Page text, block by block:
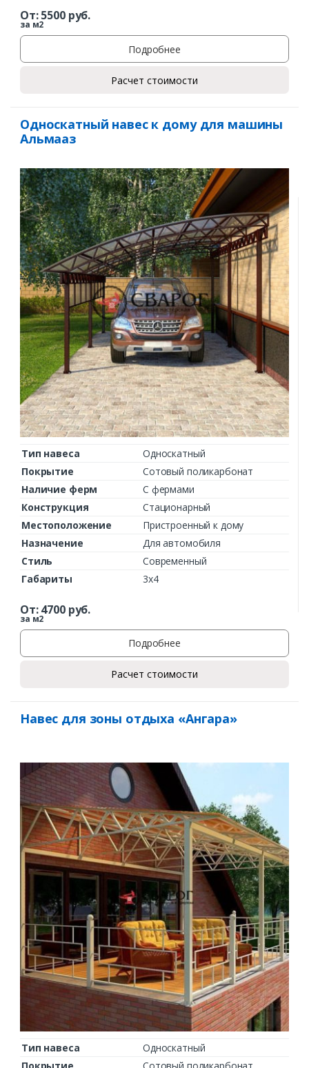
Заказать
Ваше имя*
Ваш телефон*
От:5500руб.
за м2
Подробнее
Расчет стоимости
Односкатный навес к дому для машины
Альмааз
Тип навеса
Односкатный
Покрытие
Сотовый поликарбонат
Наличие ферм
С фермами
Конструкция
Стационарный
Местоположение
Пристроенный к дому
Назначение
Для автомобиля
Стиль
Современный
Габариты
3х4
От:4700руб.
за м2
Подробнее
Расчет стоимости
Навес для зоны отдыха «Ангара»
Тип навеса
Односкатный